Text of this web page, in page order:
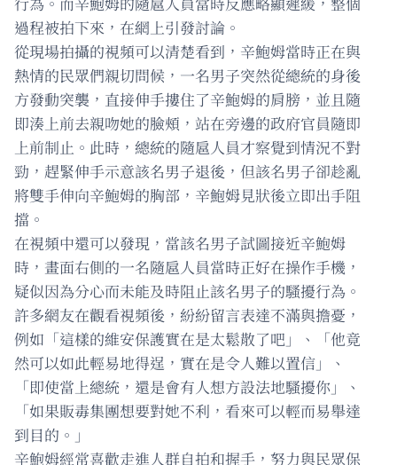
過程被拍下來，在網上引發討論。
從現場拍攝的視頻可以清楚看到，辛鮑姆當時正在與
熱情的民眾們親切問候，一名男子突然從總統的身後
方發動突襲，直接伸手摟住了辛鮑姆的肩膀，並且隨
即湊上前去親吻她的臉頰，站在旁邊的政府官員隨即
上前制止。此時，總統的隨扈人員才察覺到情況不對
勁，趕緊伸手示意該名男子退後，但該名男子卻趁亂
將雙手伸向辛鮑姆的胸部，辛鮑姆見狀後立即出手阻
擋。
在視頻中還可以發現，當該名男子試圖接近辛鮑姆
時，畫面右側的一名隨扈人員當時正好在操作手機，
疑似因為分心而未能及時阻止該名男子的騷擾行為。
許多網友在觀看視頻後，紛紛留言表達不滿與擔憂，
例如「這樣的維安保護實在是太鬆散了吧」、「他竟
然可以如此輕易地得逞，實在是令人難以置信」、
「即使當上總統，還是會有人想方設法地騷擾你」、
「如果販毒集團想要對她不利，看來可以輕而易舉達
到目的。」
辛鮑姆經常喜歡走進人群自拍和握手，努力與民眾保